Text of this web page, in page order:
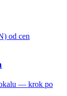
od cen
— krok po